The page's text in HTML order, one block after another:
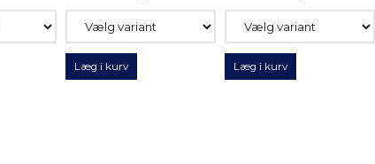
Læg i kurv Læg i kurv